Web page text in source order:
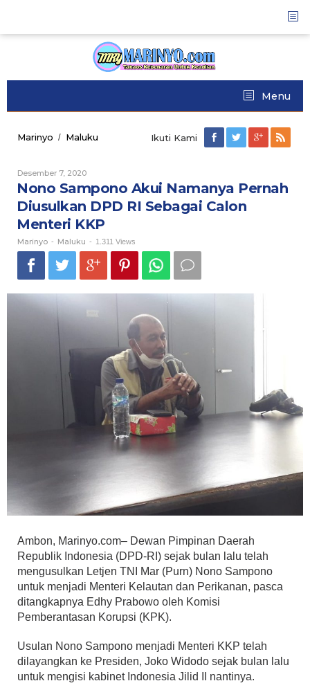
content
Menu
Marinyo / Maluku
Pernah
Diusulkan
DPD
RI
Sebagai
Calon
Menteri
Ikuti Kami
Desember 7, 2020
Nono Sampono Akui Namanya Pernah
Diusulkan DPD RI Sebagai Calon
Menteri KKP
Marinyo - Maluku - 1.311 Views
Ambon, Marinyo.com– Dewan Pimpinan Daerah
Republik Indonesia (DPD-RI) sejak bulan lalu telah
mengusulkan Letjen TNI Mar (Purn) Nono Sampono
untuk menjadi Menteri Kelautan dan Perikanan, pasca
ditangkapnya Edhy Prabowo oleh Komisi
Pemberantasan Korupsi (KPK).
Usulan Nono Sampono menjadi Menteri KKP telah
dilayangkan ke Presiden, Joko Widodo sejak bulan lalu
untuk mengisi kabinet Indonesia Jilid II nantinya.